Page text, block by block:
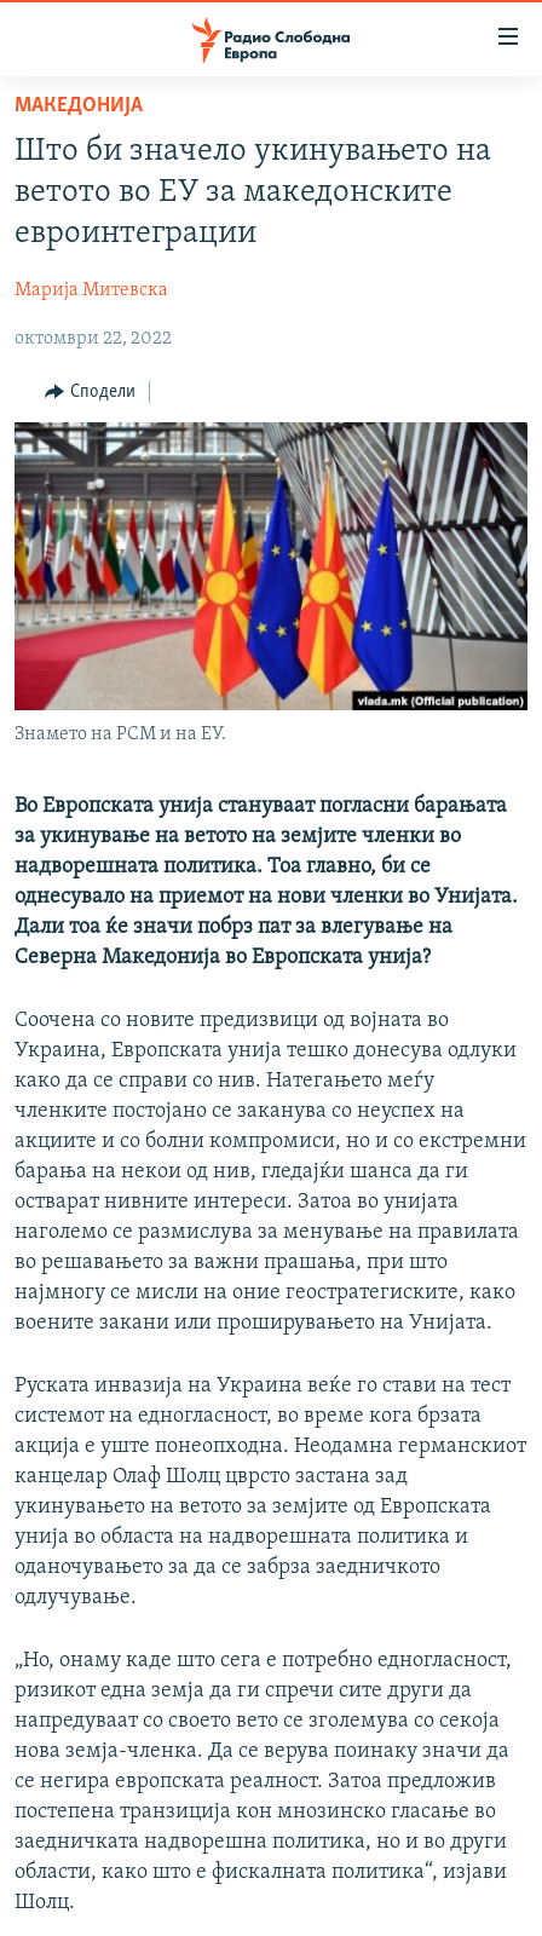
Оди
содржината
Оди
главната
навигација
Премини
на
МАКЕДОНИЈА
ШТО ТРЕБА ДА ЗНАЕТЕ
ПРИЈАВИ СЕ ЗА ЊУЗЛЕТЕР
ПОДКАСТ ЗОШТО?
СЛЕДЕТЕ НЕ
РСЕ веб страници
МАКЕДОНИЈА
Што би значело укинувањето на
ветото во ЕУ за македонските
евроинтеграции
Марија Митевска
октомври 22, 2022
Сподели
Знамето на РСМ и на ЕУ.
Во Европската унија стануваат погласни барањата
за укинување на ветото на земјите членки во
надворешната политика. Тоа главно, би се
однесувало на приемот на нови членки во Унијата.
Дали тоа ќе значи побрз пат за влегување на
Северна Македонија во Европската унија?
Соочена со новите предизвици од војната во
Украина, Европската унија тешко донесува одлуки
како да се справи со нив. Натегањето меѓу
членките постојано се заканува со неуспех на
акциите и со болни компромиси, но и со екстремни
барања на некои од нив, гледајќи шанса да ги
остварат нивните интереси. Затоа во унијата
наголемо се размислува за менување на правилата
во решавањето за важни прашања, при што
најмногу се мисли на оние геостратегиските, како
воените закани или проширувањето на Унијата.
Руската инвазија на Украина веќе го стави на тест
системот на едногласност, во време кога брзата
акција е уште понеопходна. Неодамна германскиот
канцелар Олаф Шолц цврсто застана зад
укинувањето на ветото за земјите од Европската
унија во областа на надворешната политика и
оданочувањето за да се забрза заедничкото
одлучување.
„Но, онаму каде што сега е потребно едногласност,
ризикот една земја да ги спречи сите други да
напредуваат со своето вето се зголемува со секоја
нова земја-членка. Да се верува поинаку значи да
се негира европската реалност. Затоа предложив
постепена транзиција кон мнозинско гласање во
заедничката надворешна политика, но и во други
области, како што е фискалната политика“, изјави
Шолц.